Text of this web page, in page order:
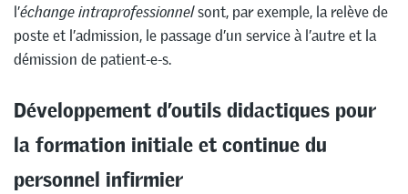
l’échange intraprofessionnelsont, par exemple, la relève de
poste et l’admission, le passage d’un service à l’autre et la
démission de patient-e-s.
Développement d’outils didactiques pour
la formation initiale et continue du
personnel infirmier